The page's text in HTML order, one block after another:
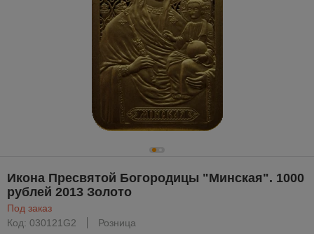
Икона Пресвятой Богородицы "Минская". 1000
рублей 2013 Золото
Под заказ
Код: 030121G2
Розница